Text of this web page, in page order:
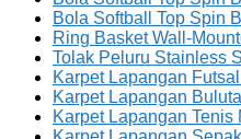
Bola Softball Top Spin
Ring Basket Wall-
Tolak Peluru Stainless
Karpet Lapangan
Karpet Lapangan
Karpet Lapangan Tenis